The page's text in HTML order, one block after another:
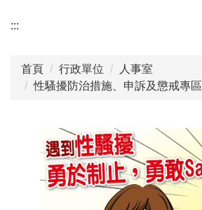
:::
首頁 行政單位
人事室
性騷擾防治措施、申訴及懲戒專區